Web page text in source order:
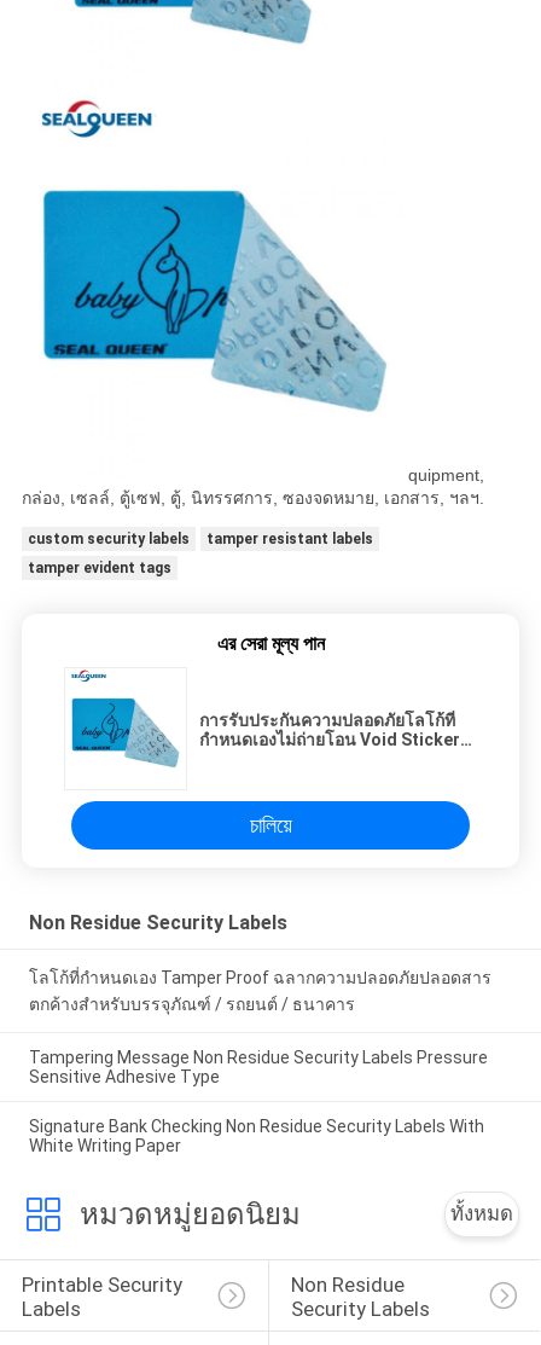
quipment,
กล่อง, เซลล์, ตู้เซฟ, ตู้, นิทรรศการ, ซองจดหมาย, เอกสาร, ฯลฯ.
custom security labels
tamper resistant labels
tamper evident tags
এর সেরা মূল্য পান
การรับประกันความปลอดภัยโลโก้ที่
กำหนดเองไม่ถ่ายโอน Void Sticker
চালিয়ে
Non Residue Security Labels
โลโก้ที่กำหนดเอง Tamper Proof ฉลากความปลอดภัยปลอดสาร
ตกค้างสำหรับบรรจุภัณฑ์ / รถยนต์ / ธนาคาร
Tampering Message Non Residue Security Labels Pressure
Sensitive Adhesive Type
Signature Bank Checking Non Residue Security Labels With
White Writing Paper
หมวดหมู่ยอดนิยม ทั้งหมด
Printable Security
Labels
Non Residue
Security Labels